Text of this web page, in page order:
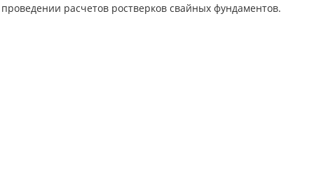
проведении расчетов ростверков свайных фундаментов.